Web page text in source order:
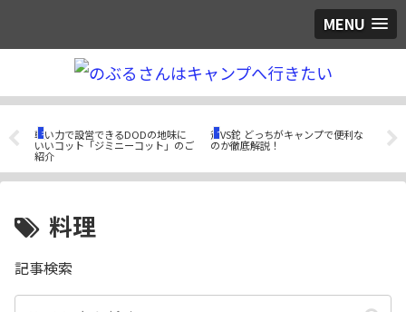
MENU
板 ギア
軽い力で設営できるDODの地味に
いいコット「ジミニーコット」のご
紹介
つぶやき
斧VS鉈 どっちがキャンプで便利な
のか徹底解説！
ギ
ト
シ
料理
記事検索